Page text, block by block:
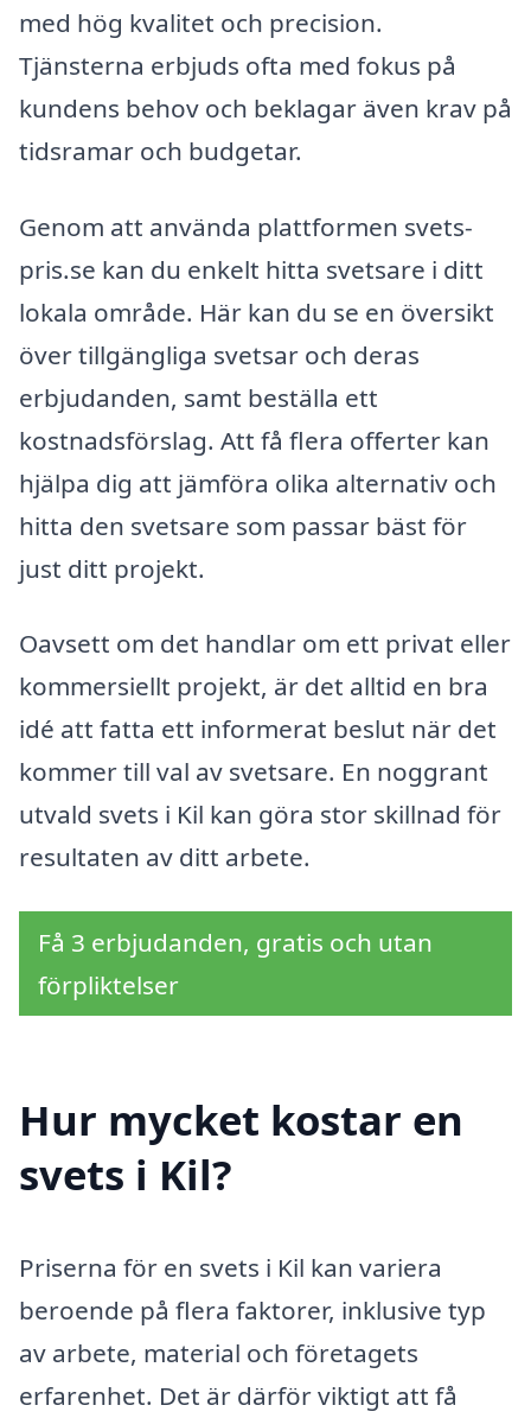
med hög kvalitet och precision.
Tjänsterna erbjuds ofta med fokus på
kundens behov och beklagar även krav på
tidsramar och budgetar.
Genom att använda plattformen svets-
pris.se kan du enkelt hitta svetsare i ditt
lokala område. Här kan du se en översikt
över tillgängliga svetsar och deras
erbjudanden, samt beställa ett
kostnadsförslag. Att få flera offerter kan
hjälpa dig att jämföra olika alternativ och
hitta den svetsare som passar bäst för
just ditt projekt.
Oavsett om det handlar om ett privat eller
kommersiellt projekt, är det alltid en bra
idé att fatta ett informerat beslut när det
kommer till val av svetsare. En noggrant
utvald svets i Kil kan göra stor skillnad för
resultaten av ditt arbete.
Få 3 erbjudanden, gratis och utan
förpliktelser
Hur mycket kostar en
svets i Kil?
Priserna för en svets i Kil kan variera
beroende på flera faktorer, inklusive typ
av arbete, material och företagets
erfarenhet. Det är därför viktigt att få